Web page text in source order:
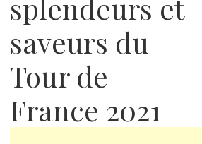
splendeurs et
saveurs du
Tour de
France 2021